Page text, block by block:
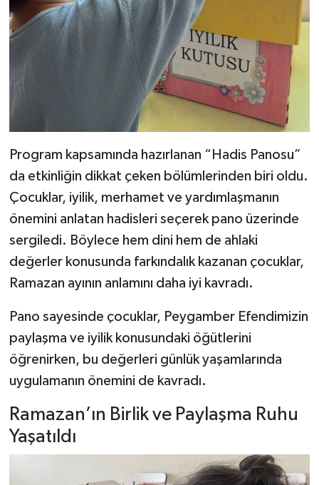
Program kapsamında hazırlanan “Hadis Panosu”
da etkinliğin dikkat çeken bölümlerinden biri oldu.
Çocuklar, iyilik, merhamet ve yardımlaşmanın
önemini anlatan hadisleri seçerek pano üzerinde
sergiledi. Böylece hem dini hem de ahlaki
değerler konusunda farkındalık kazanan çocuklar,
Ramazan ayının anlamını daha iyi kavradı.
Pano sayesinde çocuklar, Peygamber Efendimizin
paylaşma ve iyilik konusundaki öğütlerini
öğrenirken, bu değerleri günlük yaşamlarında
uygulamanın önemini de kavradı.
Ramazan’ın Birlik ve Paylaşma Ruhu
Yaşatıldı